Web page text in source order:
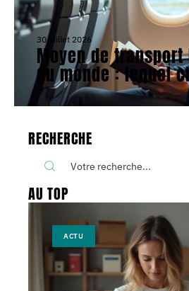
30 juillet 2026
Moyen de
du monde : lequel
RECHERCHE
AU TOP
ACTU